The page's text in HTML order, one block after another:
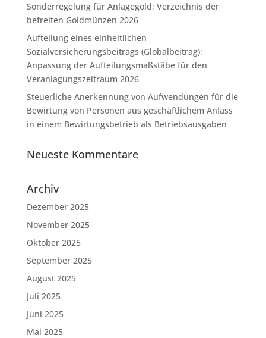
Sonderregelung für Anlagegold; Verzeichnis der
befreiten Goldmünzen 2026
Aufteilung eines einheitlichen
Sozialversicherungsbeitrags (Globalbeitrag);
Anpassung der Aufteilungsmaßstäbe für den
Veranlagungszeitraum 2026
Steuerliche Anerkennung von Aufwendungen für die
Bewirtung von Personen aus geschäftlichem Anlass
in einem Bewirtungsbetrieb als Betriebsausgaben
Neueste Kommentare
Archiv
Dezember 2025
November 2025
Oktober 2025
September 2025
August 2025
Juli 2025
Juni 2025
Mai 2025